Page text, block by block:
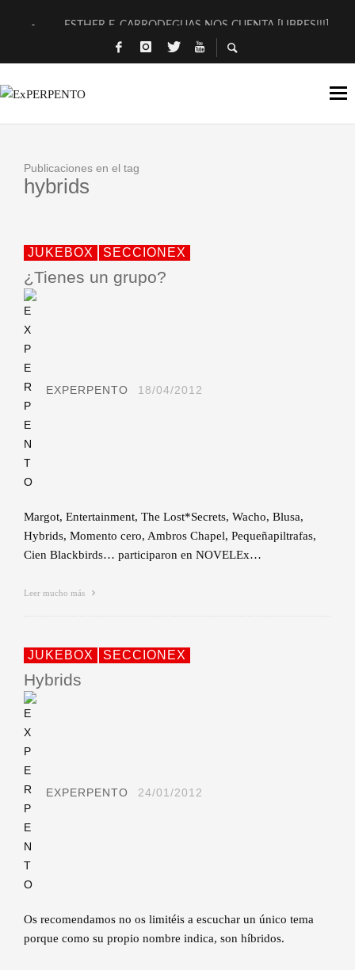
ESTHER F. CARRODEGUAS NOS CUENTA [LIBRES!!!]
[TERRA DE GUAPES] DE SANDRA MONFORT
MILITARES JUDÍAS EN #EXVITA
D’BALDOMEROS REINVENTAN [BITÁCORA 3.0] EN EXVITA
JOFRE BARDAGÍ EN EXVITA INTERPRETANDO A SERRAT
YORCH PRESENTA [CURSO DE ARMONÍA PERSECUTORIA]
Publicaciones en el tag
hybrids
JUKEBOX SECCIONEX
¿Tienes un grupo?
EXPERPENTO 18/04/2012
Margot, Entertainment, The Lost*Secrets, Wacho, Blusa,
Hybrids, Momento cero, Ambros Chapel, Pequeñapiltrafas,
Cien Blackbirds… participaron en NOVELEx…
Leer mucho más
JUKEBOX SECCIONEX
Hybrids
EXPERPENTO 24/01/2012
Os recomendamos no os limitéis a escuchar un único tema
porque como su propio nombre indica, son híbridos.